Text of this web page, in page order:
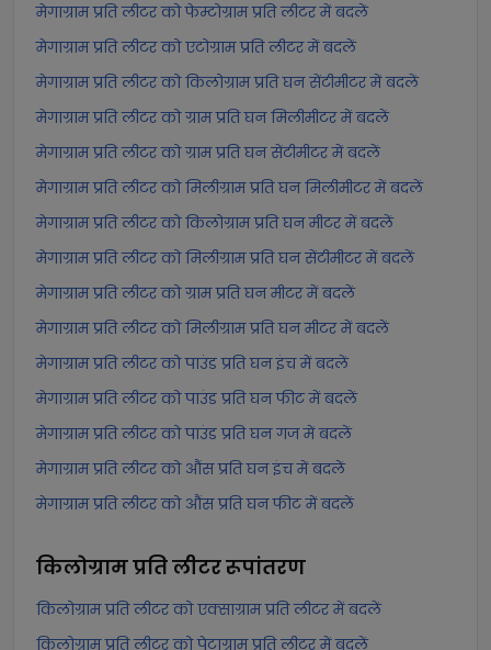
मेगाग्राम प्रति लीटर को फेम्टोग्राम प्रति लीटर में बदलें
मेगाग्राम प्रति लीटर को एटोग्राम प्रति लीटर में बदलें
मेगाग्राम प्रति लीटर को किलोग्राम प्रति घन सेंटीमीटर में बदलें
मेगाग्राम प्रति लीटर को ग्राम प्रति घन मिलीमीटर में बदलें
मेगाग्राम प्रति लीटर को ग्राम प्रति घन सेंटीमीटर में बदलें
मेगाग्राम प्रति लीटर को मिलीग्राम प्रति घन मिलीमीटर में बदलें
मेगाग्राम प्रति लीटर को किलोग्राम प्रति घन मीटर में बदलें
मेगाग्राम प्रति लीटर को मिलीग्राम प्रति घन सेंटीमीटर में बदलें
मेगाग्राम प्रति लीटर को ग्राम प्रति घन मीटर में बदलें
मेगाग्राम प्रति लीटर को मिलीग्राम प्रति घन मीटर में बदलें
मेगाग्राम प्रति लीटर को पाउंड प्रति घन इंच में बदलें
मेगाग्राम प्रति लीटर को पाउंड प्रति घन फीट में बदलें
मेगाग्राम प्रति लीटर को पाउंड प्रति घन गज में बदलें
मेगाग्राम प्रति लीटर को औंस प्रति घन इंच में बदलें
मेगाग्राम प्रति लीटर को औंस प्रति घन फीट में बदलें
किलोग्राम प्रति लीटररूपांतरण
किलोग्राम प्रति लीटर को एक्साग्राम प्रति लीटर में बदलें
किलोग्राम प्रति लीटर को पेटाग्राम प्रति लीटर में बदलें